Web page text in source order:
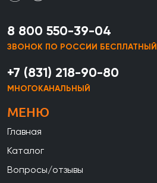
8 800 550-39-04
ЗВОНОК ПО РОССИИ БЕСПЛАТНЫЙ
+7 (831) 218-90-80
МНОГОКАНАЛЬНЫЙ
МЕНЮ
Главная
Каталог
Вопросы/отзывы